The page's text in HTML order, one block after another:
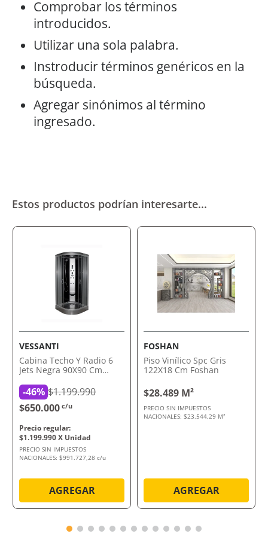
Comprobar los términos
introducidos.
Utilizar una sola palabra.
Instroducir términos genéricos en la
búsqueda.
Agregar sinónimos al término
ingresado.
Estos productos podrían interesarte...
VESSANTI
Cabina Techo Y Radio 6
Jets Negra 90X90 Cm
-46% $1.199.990
$650.000 c/u
$1.199.990
PRECIO SIN IMPUESTOS
NACIONALES: $991.727,28 c/u
AGREGAR
FOSHAN
Piso Vinílico Spc Gris
122X18 Cm Foshan
$28.489 M²
PRECIO SIN IMPUESTOS
NACIONALES: $23.544,29 M²
AGREGAR